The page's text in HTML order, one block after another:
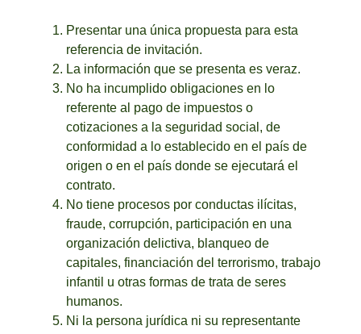
Presentar una única propuesta para esta
referencia de invitación.
La información que se presenta es veraz.
No ha incumplido obligaciones en lo
referente al pago de impuestos o
cotizaciones a la seguridad social, de
conformidad a lo establecido en el país de
origen o en el país donde se ejecutará el
contrato.
No tiene procesos por conductas ilícitas,
fraude, corrupción, participación en una
organización delictiva, blanqueo de
capitales, financiación del terrorismo, trabajo
infantil u otras formas de trata de seres
humanos.
Ni la persona jurídica ni su representante